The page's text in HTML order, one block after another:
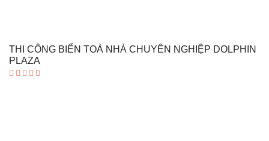
THI CÔNG BIỂN TOÀ NHÀ CHUYÊN NGHIỆP DOLPHIN
PLAZA